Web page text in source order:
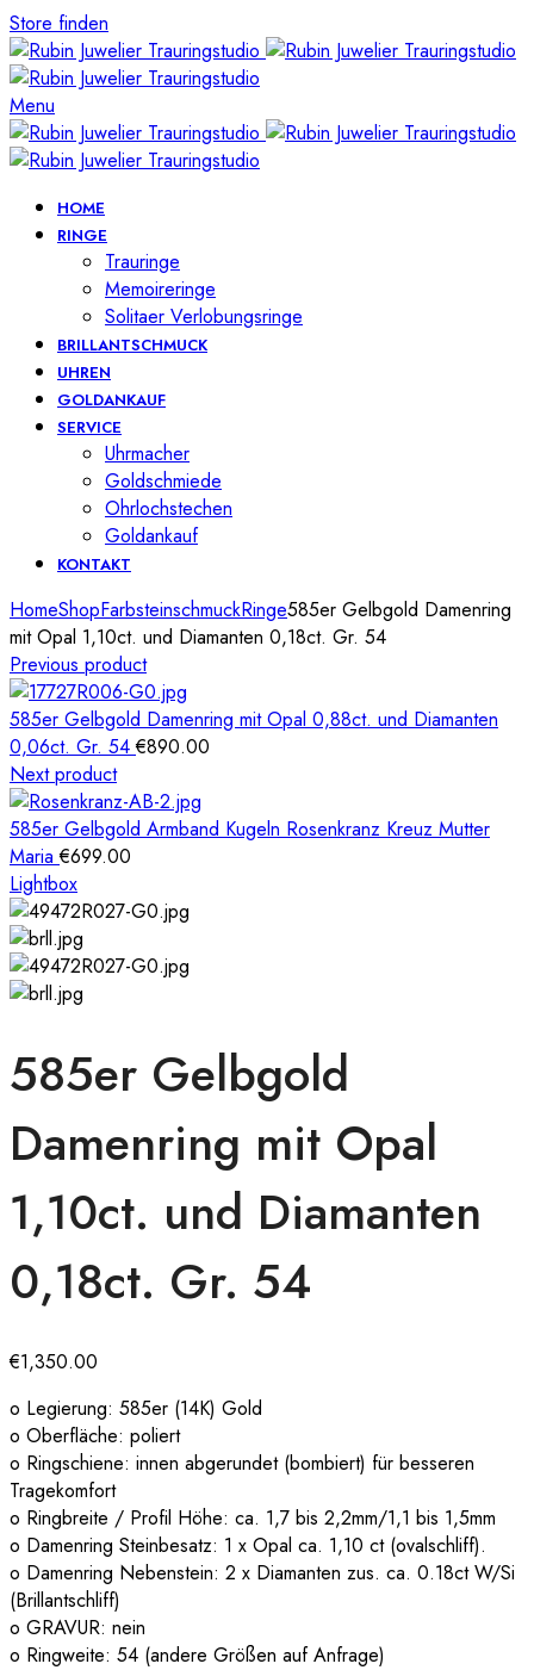
Store finden
Menu
HOME
RINGE
Trauringe
Memoireringe
Solitaer Verlobungsringe
BRILLANTSCHMUCK
UHREN
GOLDANKAUF
SERVICE
Uhrmacher
Goldschmiede
Ohrlochstechen
Goldankauf
KONTAKT
HomeShopFarbsteinschmuckRinge585er Gelbgold Damenring
mit Opal 1,10ct. und Diamanten 0,18ct. Gr. 54
Previous product
585er Gelbgold Damenring mit Opal 0,88ct. und Diamanten
0,06ct. Gr. 54€890.00
Next product
585er Gelbgold Armband Kugeln Rosenkranz Kreuz Mutter
Maria€699.00
Lightbox
585er Gelbgold
Damenring mit Opal
1,10ct. und Diamanten
0,18ct. Gr. 54
€1,350.00
o Legierung: 585er (14K) Gold
o Oberfläche: poliert
o Ringschiene: innen abgerundet (bombiert) für besseren
Tragekomfort
o Ringbreite / Profil Höhe: ca. 1,7 bis 2,2mm/1,1 bis 1,5mm
o Damenring Steinbesatz: 1 x Opal ca. 1,10 ct (ovalschliff).
o Damenring Nebenstein: 2 x Diamanten zus. ca. 0.18ct W/Si
(Brillantschliff)
o GRAVUR: nein
o Ringweite: 54 (andere Größen auf Anfrage)